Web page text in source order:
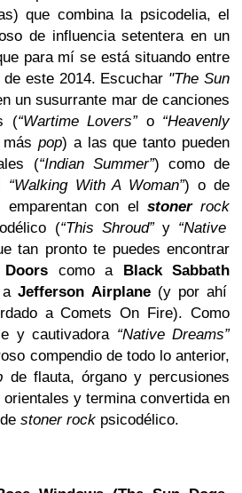
que combina la psicodelia, el
de influencia setentera en un
para mí se está situando entre
este 2014. Escuchar "The Sun
un susurrante mar de canciones
(“Wartime Lovers”o “Heavenly
pop) a las que tanto pueden
(“Indian Summer”) como de
“Walking With A Woman”) o de
emparentan con el stonerrock
(“This Shroud”y “Native
tan pronto te puedes encontrar
como a Black Sabbath
aJefferson Airplane(y por ahí
a Comets On Fire). Como
y cautivadora “Native Dreams”
compendio de todo lo anterior,
de flauta, órgano y percusiones
y termina convertida en
stoner rock psicodélico.